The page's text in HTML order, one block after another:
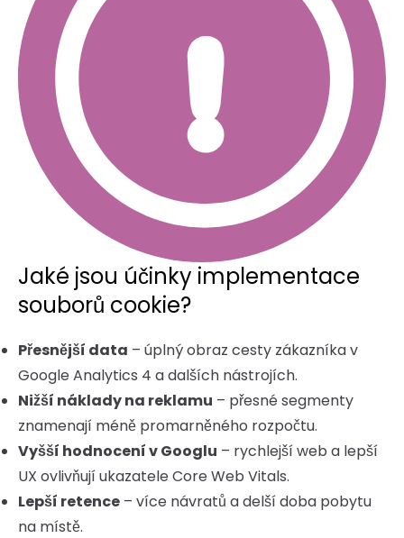
Jaké jsou účinky implementace
souborů cookie?
Přesnější data – úplný obraz cesty zákazníka v
Google Analytics 4 a dalších nástrojích.
Nižší náklady na reklamu – přesné segmenty
znamenají méně promarněného rozpočtu.
Vyšší hodnocení v Googlu – rychlejší web a lepší
UX ovlivňují ukazatele Core Web Vitals.
Lepší retence – více návratů a delší doba pobytu
na místě.